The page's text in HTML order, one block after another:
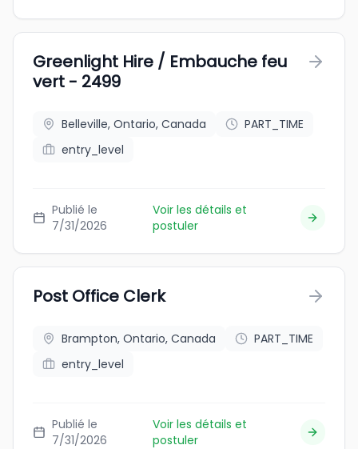
Greenlight Hire / Embauche feu
vert - 2499
Belleville, Ontario, Canada
PART_TIME
entry_level
Publié le
7/31/2026
Voir les détails et
postuler
Post Office Clerk
Brampton, Ontario, Canada
PART_TIME
entry_level
Publié le
7/31/2026
Voir les détails et
postuler